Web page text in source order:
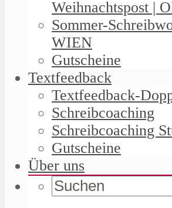
Weihnachtspost |
Sommer-
WIEN
Gutscheine
Textfeedback
Textfeedback-
Schreibcoaching
Schreibcoaching
Gutscheine
Über uns